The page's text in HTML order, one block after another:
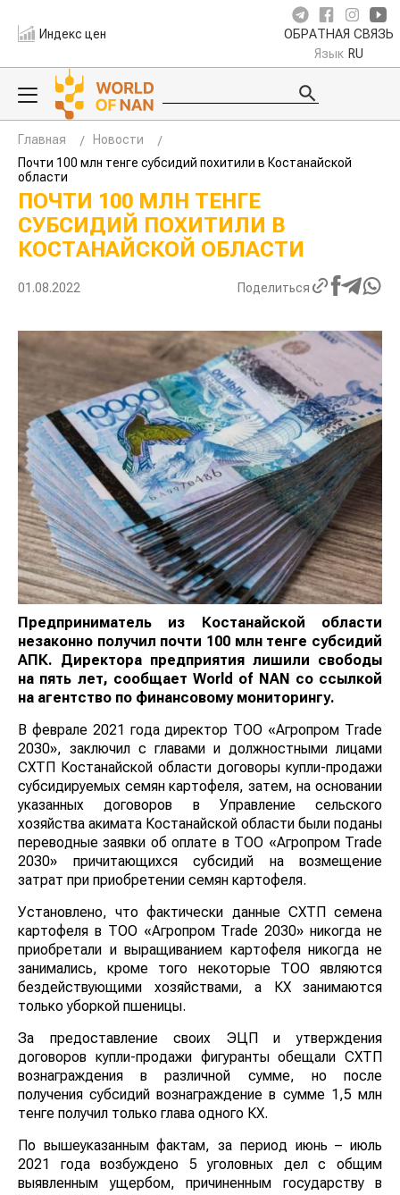
Индекс цен ОБРАТНАЯ СВЯЗЬ
Язык RU
Главная
Новости
Почти 100 млн тенге субсидий похитили в Костанайской
области
ПОЧТИ 100 МЛН ТЕНГЕ
СУБСИДИЙ ПОХИТИЛИ В
КОСТАНАЙСКОЙ ОБЛАСТИ
01.08.2022 Поделиться
Предприниматель из Костанайской области
незаконно получил почти 100 млн тенге субсидий
АПК. Директора предприятия лишили свободы
на пять лет, сообщает World of NAN со ссылкой
на агентство по финансовому мониторингу.
В феврале 2021 года директор ТОО «Агропром Тrade
2030», заключил с главами и должностными лицами
СХТП Костанайской области договоры купли-продажи
субсидируемых семян картофеля, затем, на основании
указанных договоров в Управление сельского
хозяйства акимата Костанайской области были поданы
переводные заявки об оплате в ТОО «Агропром Тrade
2030» причитающихся субсидий на возмещение
затрат при приобретении семян картофеля.
Установлено, что фактически данные СХТП семена
картофеля в ТОО «Агропром Тrade 2030» никогда не
приобретали и выращиванием картофеля никогда не
занимались, кроме того некоторые ТОО являются
бездействующими хозяйствами, а КХ занимаются
только уборкой пшеницы.
За предоставление своих ЭЦП и утверждения
договоров купли-продажи фигуранты обещали СХТП
вознаграждения в различной сумме, но после
получения субсидий вознаграждение в сумме 1,5 млн
тенге получил только глава одного КХ.
По вышеуказанным фактам, за период июнь – июль
2021 года возбуждено 5 уголовных дел с общим
выявленным ущербом, причиненным государству в